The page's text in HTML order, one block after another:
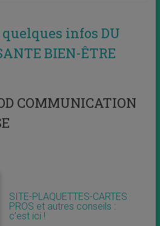
quelques infos DU
BIEN-ÊTRE
COMMUNICATION
SITE-PLAQUETTES-CARTES
PROS et autres conseils :
c’est ici !